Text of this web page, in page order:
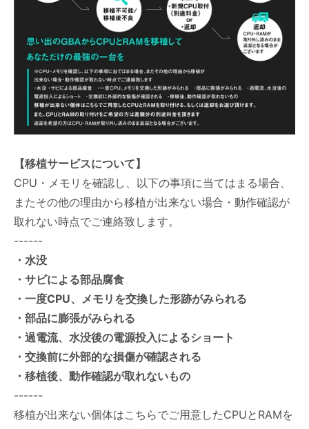
【移植サービスについて】
CPU・メモリを確認し、以下の事項に当てはまる場合、
またその他の理由から移植が出来ない場合・動作確認が
取れない時点でご連絡致します。
------
・水没
・サビによる部品腐食
・一度CPU、メモリを交換した形跡がみられる
・部品に膨張がみられる
・過電流、水没後の電源投入によるショート
・交換前に外部的な損傷が確認される
・移植後、動作確認が取れないもの
------
移植が出来ない個体はこちらでご用意したCPUとRAMを